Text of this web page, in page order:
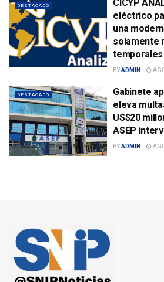
DESTACADO
CICYP
eléctrico
una
solamente
temporales
BYADMIN
DESTACADO
Gabinete
eleva
US$20
ASEP
BYADMIN